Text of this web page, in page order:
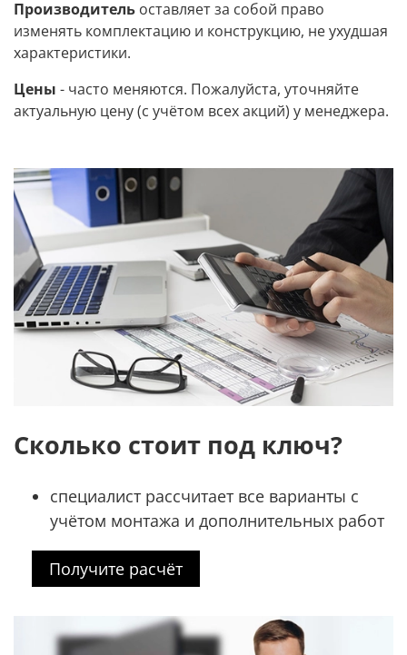
Производитель оставляет за собой право
изменять комплектацию и конструкцию, не ухудшая
характеристики.
Цены - часто меняются. Пожалуйста, уточняйте
актуальную цену (с учётом всех акций) у менеджера.
Сколько стоит под ключ?
специалист рассчитает все варианты с
учётом монтажа и дополнительных работ
Получите расчёт